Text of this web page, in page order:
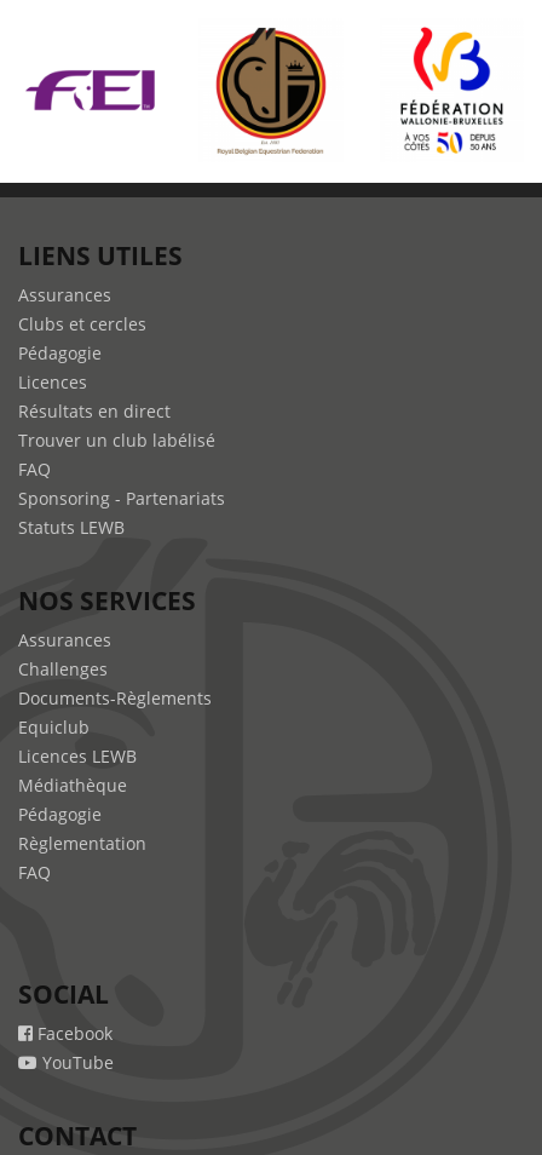
LIENS UTILES
Assurances
Clubs et cercles
Pédagogie
Licences
Résultats en direct
Trouver un club labélisé
FAQ
Sponsoring - Partenariats
Statuts LEWB
NOS SERVICES
Assurances
Challenges
Documents-Règlements
Equiclub
Licences LEWB
Médiathèque
Pédagogie
Règlementation
FAQ
SOCIAL
Facebook
YouTube
CONTACT